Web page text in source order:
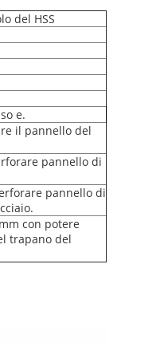
del HSS
e.
il pannello del
pannello di
pannello di
con potere
trapano del